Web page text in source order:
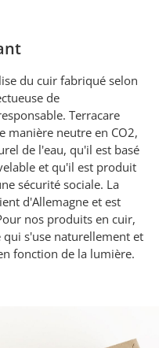
du cuir fabriqué selon
de
Terracare
manière neutre en CO2,
de l'eau, qu'il est basé
et qu'il est produit
sécurité sociale. La
d'Allemagne et est
nos produits en cuir,
s'use naturellement et
fonction de la lumière.